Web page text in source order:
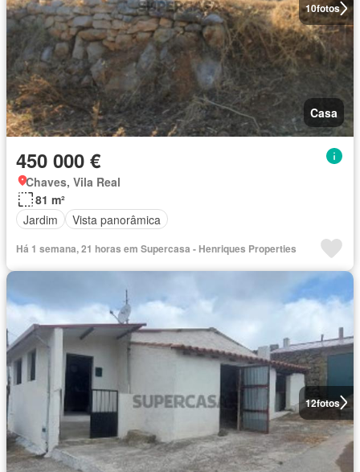
10fotos
Casa
450 000 €
Chaves, Vila Real
81 m²
Jardim
Vista panorâmica
Há 1 semana, 21 horas em Supercasa - Henriques Properties
12fotos